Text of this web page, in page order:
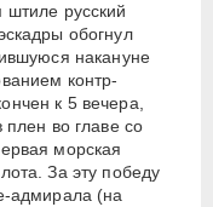
русский
обогнул
накануне
контр-
к 5 вечера,
плен во главе со
морская
За эту победу
адмирала (на